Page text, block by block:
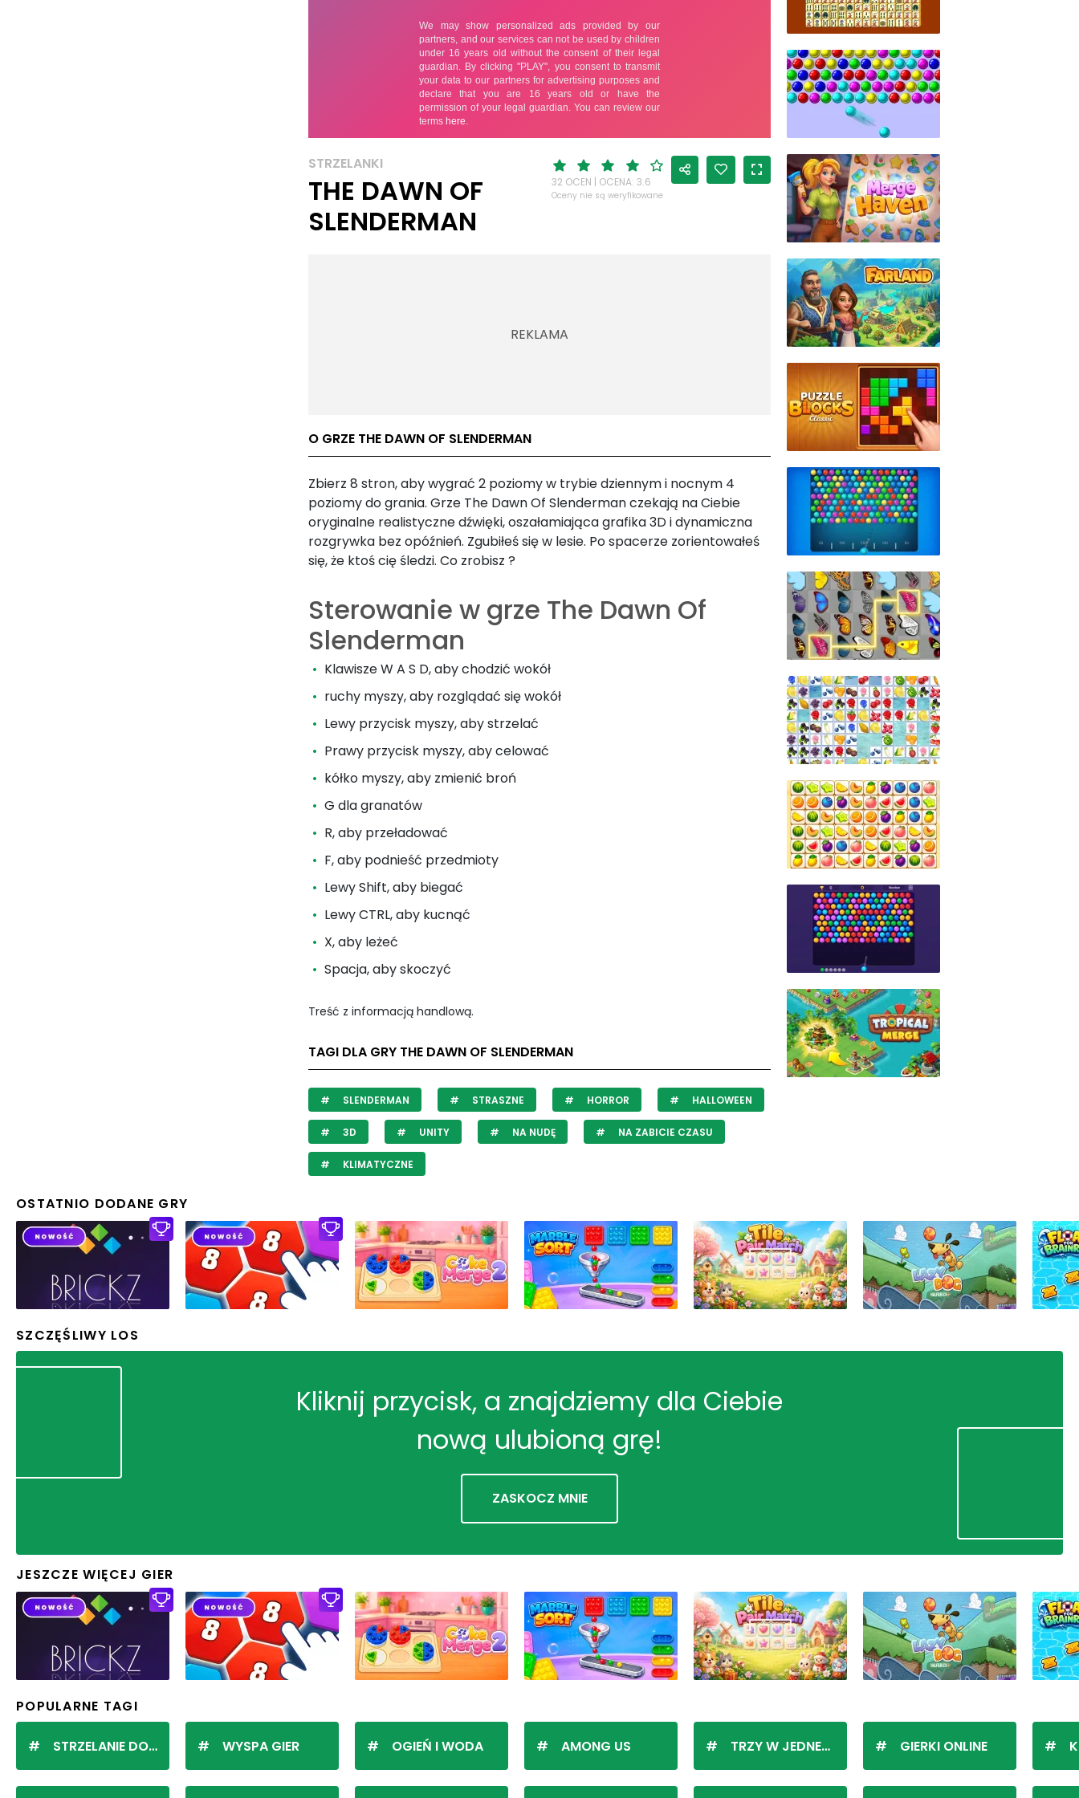
STRZELANKI
THE DAWN OF
SLENDERMAN
32 OCEN | OCENA: 3.6
Oceny nie są weryfikowane
O GRZE THE DAWN OF SLENDERMAN
Zbierz 8 stron, aby wygrać 2 poziomy w trybie dziennym i nocnym 4
poziomy do grania. Grze The Dawn Of Slenderman czekają na Ciebie
oryginalne realistyczne dźwięki, oszałamiająca grafika 3D i dynamiczna
rozgrywka bez opóźnień. Zgubiłeś się w lesie. Po spacerze zorientowałeś
się, że ktoś cię śledzi. Co zrobisz ?
Sterowanie w grze The Dawn Of
Slenderman
Klawisze W A S D, aby chodzić wokół
ruchy myszy, aby rozglądać się wokół
Lewy przycisk myszy, aby strzelać
Prawy przycisk myszy, aby celować
kółko myszy, aby zmienić broń
G dla granatów
R, aby przeładować
F, aby podnieść przedmioty
Lewy Shift, aby biegać
Lewy CTRL, aby kucnąć
X, aby leżeć
Spacja, aby skoczyć
Treść z informacją handlową.
TAGI DLA GRY THE DAWN OF SLENDERMAN
SLENDERMAN STRASZNE HORROR HALLOWEEN
3D UNITY NA NUDĘ NA ZABICIE CZASU
KLIMATYCZNE
OSTATNIO DODANE GRY
SZCZĘŚLIWY LOS
Kliknij przycisk, a znajdziemy dla Ciebie
nową ulubioną grę!
ZASKOCZ MNIE
JESZCZE WIĘCEJ GIER
POPULARNE TAGI
STRZELANIE DO KULEK WYSPA GIER OGIEŃ I WODA AMONG US TRZY W JEDNEJ LINII GIERKI ONLINE